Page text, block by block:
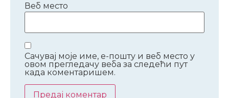
Веб место
Сачувај моје име, е-пошту и веб место у
овом прегледачу веба за следећи пут
када коментаришем.